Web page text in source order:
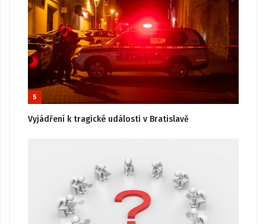
5
Vyjádření k tragické události v Bratislavě